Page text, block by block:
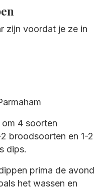
zijn voordat je ze in
4 soorten
broodsoorten en 1-2
dips.
prima de avond
het wassen en